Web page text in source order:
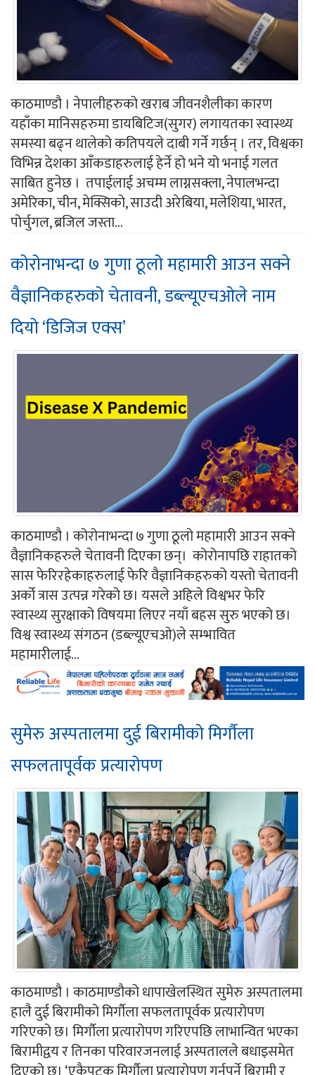
काठमाण्डौ । नेपालीहरुको खराब जीवनशैलीका कारण
यहाँका मानिसहरुमा डायबिटिज(सुगर) लगायतका स्वास्थ्य
समस्या बढ्न थालेको कतिपयले दाबी गर्ने गर्छन् । तर, विश्वका
विभिन्न देशका आँकडाहरुलाई हेर्ने हो भने यो भनाई गलत
साबित हुनेछ । तपाईलाई अचम्म लाग्नसक्ला, नेपालभन्दा
अमेरिका, चीन, मेक्सिको, साउदी अरेबिया, मलेशिया, भारत,
पोर्चुगल, ब्रजिल जस्ता...
कोरोनाभन्दा ७ गुणा ठूलो महामारी आउन सक्ने
वैज्ञानिकहरुको चेतावनी, डब्ल्यूएचओले नाम
दियो ‘डिजिज एक्स’
काठमाण्डौ । कोरोनाभन्दा ७ गुणा ठूलो महामारी आउन सक्ने
वैज्ञानिकहरुले चेतावनी दिएका छन्। कोरोनापछि राहातको
सास फेरिरहेकाहरुलाई फेरि वैज्ञानिकहरुको यस्तो चेतावनी
अर्को त्रास उत्पन्न गरेको छ। यसले अहिले विश्वभर फेरि
स्वास्थ्य सुरक्षाको विषयमा लिएर नयाँ बहस सुरु भएको छ।
विश्व स्वास्थ्य संगठन (डब्ल्यूएचओ)ले सम्भावित
महामारीलाई...
सुमेरु अस्पतालमा दुई बिरामीको मिर्गौला
सफलतापूर्वक प्रत्यारोपण
काठमाण्डौ । काठमाण्डौको धापाखेलस्थित सुमेरु अस्पतालमा
हालै दुई बिरामीको मिर्गौला सफलतापूर्वक प्रत्यारोपण
गरिएको छ। मिर्गौला प्रत्यारोपण गरिएपछि लाभान्वित भएका
बिरामीद्वय र तिनका परिवारजनलाई अस्पतालले बधाइसमेत